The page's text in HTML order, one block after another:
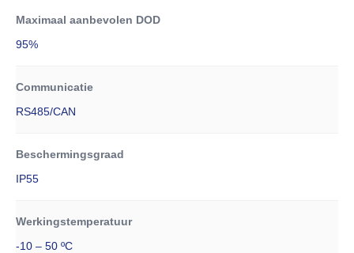
Maximaal aanbevolen DOD
95%
Communicatie
RS485/CAN
Beschermingsgraad
IP55
Werkingstemperatuur
-10 – 50 ºC